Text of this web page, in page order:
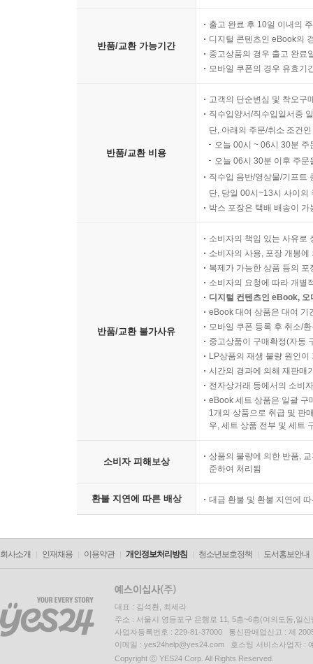
반품/교환 가능기간
출고 완료 후 10일 이내의
디지털 콘텐츠인 eBook의
중고상품의 경우 출고 완료
모바일 쿠폰의 경우 유효기
반품/교환 비용
고객의 단순변심 및 착오구
직수입양서/직수입일서중
단, 아래의 주문/취소 조건
오늘 00시 ~ 06시 30분
오늘 06시 30분 이후 주
직수입 음반/영상물/기프트
단, 당일 00시~13시 사이의
박스 포장은 택배 배송이
반품/교환 불가사유
소비자의 책임 있는 사유로
소비자의 사용, 포장 개봉
복제가 가능한 상품 등의
소비자의 요청에 따라 개별
디지털 컨텐츠인 eBook,
eBook 대여 상품은 대여 기
모바일 쿠폰 등록 후 취소/
중고상품이 구매확정(자동
LP상품의 재생 불량 원인
시간의 경과에 의해 재판매
전자상거래 등에서의 소비
eBook 세트 상품은 일괄 구
1개의 상품으로 취급 및 판
우, 세트 상품 전부 및 세트
소비자 피해보상
상품의 불량에 의한 반품,
준하여 처리됨
환불 지연에 따른 배상 대금 환불 및 환불 지연에
회사소개 인재채용 이용약관 개인정보처리방침 청소년보호정책 도서홍보안내
대표 : 김석환, 최세라
주소 : 서울시 영등포구 은행로 11, 5층~6층(여의도동,일신
사업자등록번호 : 229-81-37000 통신판매업신고 : 제
이메일 : yes24help@yes24.com 호스팅 서비스사업자 :
Copyright ⓒ YES24 Corp. All Rights Reserved.